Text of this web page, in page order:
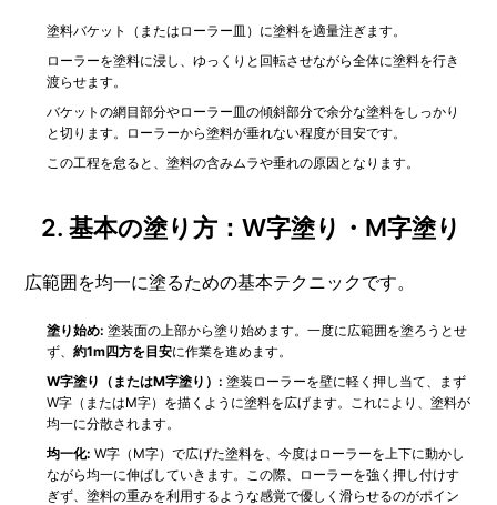
塗料バケット（またはローラー皿）に塗料を適量注ぎます。
ローラーを塗料に浸し、ゆっくりと回転させながら全体に塗料を行き
渡らせます。
バケットの網目部分やローラー皿の傾斜部分で余分な塗料をしっかり
と切ります。ローラーから塗料が垂れない程度が目安です。
この工程を怠ると、塗料の含みムラや垂れの原因となります。
2. 基本の塗り方：W字塗り・M字塗り
広範囲を均一に塗るための基本テクニックです。
塗り始め: 塗装面の上部から塗り始めます。一度に広範囲を塗ろうとせ
ず、約1m四方を目安に作業を進めます。
W字塗り（またはM字塗り）: 塗装ローラーを壁に軽く押し当て、まず
W字（またはM字）を描くように塗料を広げます。これにより、塗料が
均一に分散されます。
均一化: W字（M字）で広げた塗料を、今度はローラーを上下に動かし
ながら均一に伸ばしていきます。この際、ローラーを強く押し付けす
ぎず、塗料の重みを利用するような感覚で優しく滑らせるのがポイン